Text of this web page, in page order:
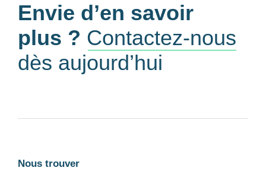
Envie d’en savoir
plus ? Contactez-nous
dès aujourd’hui
Nous trouver